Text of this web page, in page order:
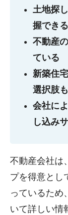
土地探
握できる
不動産
ている
新築住
選択肢
会社に
し込み
不動産会社は
プを得意とし
っているため
いて詳しい情